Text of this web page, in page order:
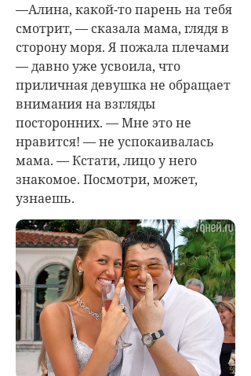
—Алина, какой-то парень на тебя
смотрит, — сказала мама, глядя в
сторону моря. Я пожала плечами
— давно уже усвоила, что
приличная девушка не обращает
внимания на взгляды
посторонних. — Мне это не
нравится! — не успокаивалась
мама. — Кстати, лицо у него
знакомое. Посмотри, может,
узнаешь.